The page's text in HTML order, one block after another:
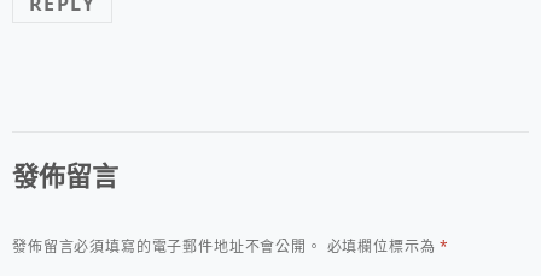
發佈留言
發佈留言必須填寫的電子郵件地址不會公開。 必填欄位標示為*